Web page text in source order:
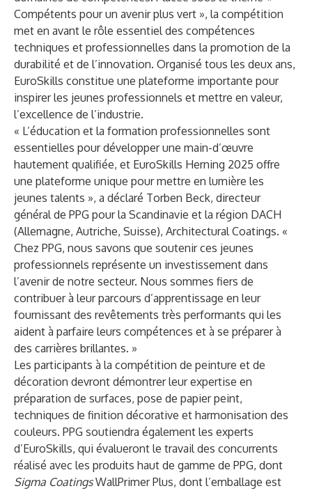
Compétents pour un avenir plus vert », la compétition
met en avant le rôle essentiel des compétences
techniques et professionnelles dans la promotion de la
durabilité et de l’innovation. Organisé tous les deux ans,
EuroSkills constitue une plateforme importante pour
inspirer les jeunes professionnels et mettre en valeur,
l’excellence de l’industrie.
« L’éducation et la formation professionnelles sont
essentielles pour développer une main-d’œuvre
hautement qualifiée, et EuroSkills Herning 2025 offre
une plateforme unique pour mettre en lumière les
jeunes talents », a déclaré Torben Beck, directeur
général de PPG pour la Scandinavie et la région DACH
(Allemagne, Autriche, Suisse), Architectural Coatings. «
Chez PPG, nous savons que soutenir ces jeunes
professionnels représente un investissement dans
l’avenir de notre secteur. Nous sommes fiers de
contribuer à leur parcours d’apprentissage en leur
fournissant des revêtements très performants qui les
aident à parfaire leurs compétences et à se préparer à
des carrières brillantes. »
Les participants à la compétition de peinture et de
décoration devront démontrer leur expertise en
préparation de surfaces, pose de papier peint,
techniques de finition décorative et harmonisation des
couleurs. PPG soutiendra également les experts
d’EuroSkills, qui évalueront le travail des concurrents
réalisé avec les produits haut de gamme de PPG, dont
Sigma CoatingsWallPrimer Plus, dont l’emballage est